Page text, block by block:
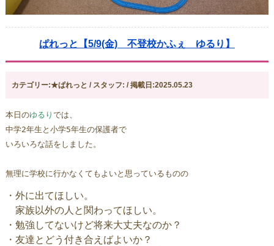
ぱれっと【5/9(金) 不登校かふぇ ゆるり】
カテゴリー:★ぱれっと / スタッフ: / 掲載日:2025.05.23
本日のゆるり では、
中学2年生と小学5年生の保護者で
いろいろな話をしました。
無理に学校に行かなくてもよいと思っているものの
・外に出てほしい。
家族以外の人と関わってほしい。
・勉強してないけど将来大丈夫なのか？
・友達とどう付き合えばよいか？